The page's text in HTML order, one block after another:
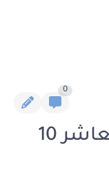
0
رواية غوثهم الفصل العاشر 10